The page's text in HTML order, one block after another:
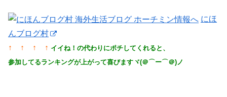
にほ
んブログ村
↑ ↑ ↑ ↑ イイね！の代わりにポチしてくれると、
参加してるランキングが上がって喜びますヾ(＠⌒ー⌒＠)ノ